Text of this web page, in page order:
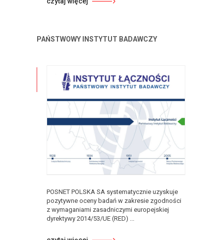
PAŃSTWOWY INSTYTUT BADAWCZY
POSNET POLSKA SA systematycznie uzyskuje
pozytywne oceny badań w zakresie zgodności
z wymaganiami zasadniczymi europejskiej
dyrektywy 2014/53/UE (RED) ...